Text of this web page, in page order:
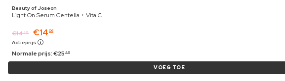
Beauty of Joseon
Light On Serum Centella + Vita C
€14 49 €14 06
Actieprijs
Normale prijs:€25 49
VOEG TOE